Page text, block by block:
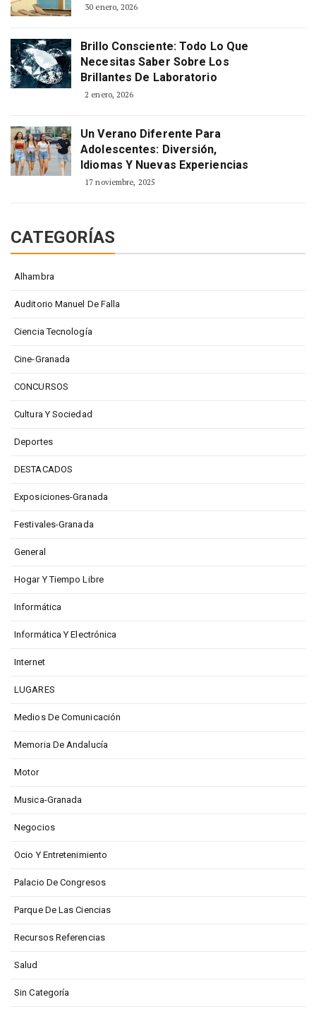
30 enero, 2026
Brillo Consciente: Todo Lo Que
Necesitas Saber Sobre Los
Brillantes De Laboratorio
2 enero, 2026
Un Verano Diferente Para
Adolescentes: Diversión,
Idiomas Y Nuevas Experiencias
17 noviembre, 2025
CATEGORÍAS
Alhambra
Auditorio Manuel De Falla
Ciencia Tecnología
Cine-Granada
CONCURSOS
Cultura Y Sociedad
Deportes
DESTACADOS
Exposiciones-Granada
Festivales-Granada
General
Hogar Y Tiempo Libre
Informática
Informática Y Electrónica
Internet
LUGARES
Medios De Comunicación
Memoria De Andalucía
Motor
Musica-Granada
Negocios
Ocio Y Entretenimiento
Palacio De Congresos
Parque De Las Ciencias
Recursos Referencias
Salud
Sin Categoría